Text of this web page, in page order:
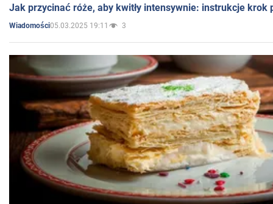
Jak przycinać róże, aby kwitły intensywnie: instrukcje krok
Wiadomości05.03.2025 19:11 3